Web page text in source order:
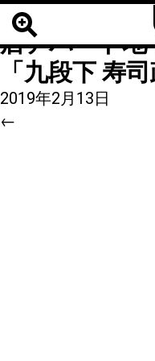
4| ←
【池袋
店デパート地
「九段下 寿
2019年2月13日
←